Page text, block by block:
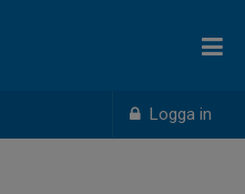
Logga in